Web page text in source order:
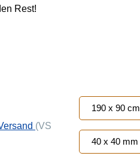
Rest!
(VS
190 x 90 cm
40 x 40 mm